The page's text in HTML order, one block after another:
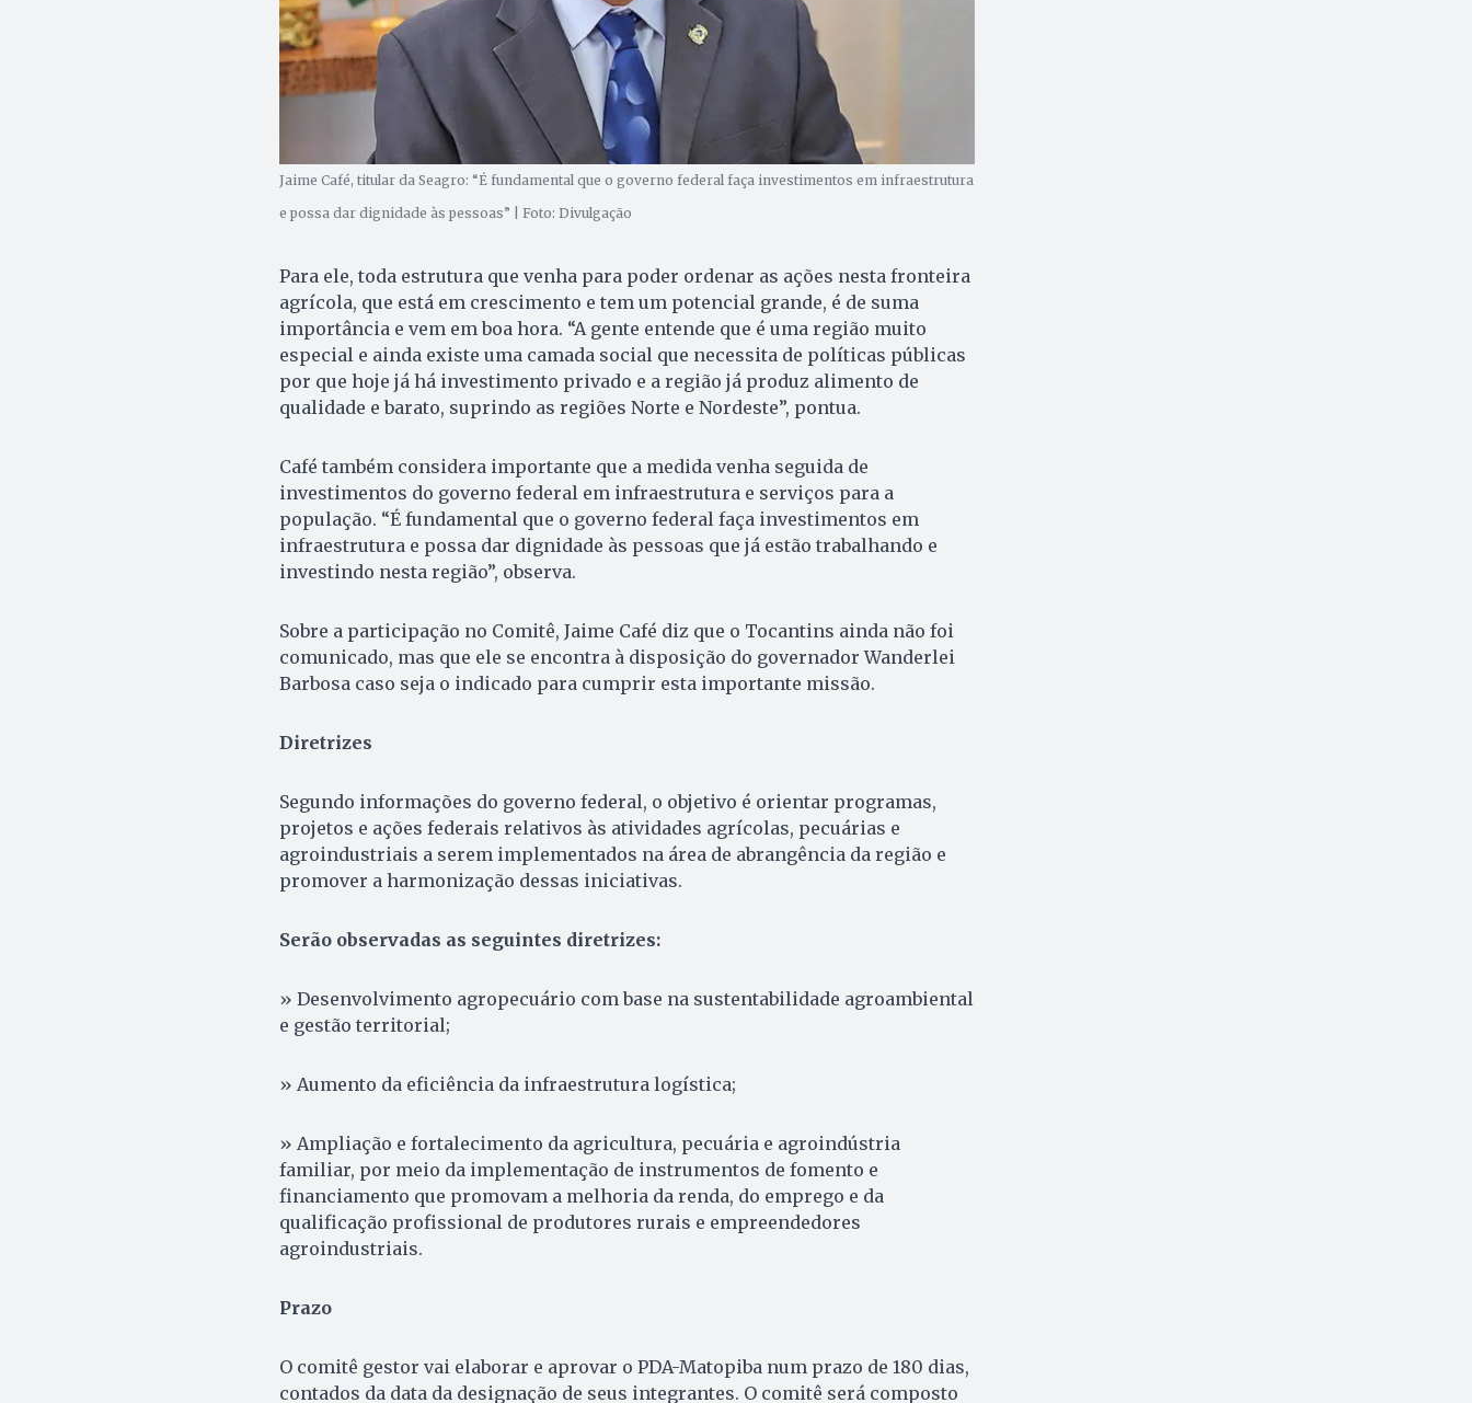
Jaime Café, titular da Seagro: “É fundamental que o governo federal faça investimentos em infraestrutura
e possa dar dignidade às pessoas” | Foto: Divulgação
Para ele, toda estrutura que venha para poder ordenar as ações nesta fronteira
agrícola, que está em crescimento e tem um potencial grande, é de suma
importância e vem em boa hora. “A gente entende que é uma região muito
especial e ainda existe uma camada social que necessita de políticas públicas
por que hoje já há investimento privado e a região já produz alimento de
qualidade e barato, suprindo as regiões Norte e Nordeste”, pontua.
Café também considera importante que a medida venha seguida de
investimentos do governo federal em infraestrutura e serviços para a
população. “É fundamental que o governo federal faça investimentos em
infraestrutura e possa dar dignidade às pessoas que já estão trabalhando e
investindo nesta região”, observa.
Sobre a participação no Comitê, Jaime Café diz que o Tocantins ainda não foi
comunicado, mas que ele se encontra à disposição do governador Wanderlei
Barbosa caso seja o indicado para cumprir esta importante missão.
Diretrizes
Segundo informações do governo federal, o objetivo é orientar programas,
projetos e ações federais relativos às atividades agrícolas, pecuárias e
agroindustriais a serem implementados na área de abrangência da região e
promover a harmonização dessas iniciativas.
Serão observadas as seguintes diretrizes:
» Desenvolvimento agropecuário com base na sustentabilidade agroambiental
e gestão territorial;
» Aumento da eficiência da infraestrutura logística;
» Ampliação e fortalecimento da agricultura, pecuária e agroindústria
familiar, por meio da implementação de instrumentos de fomento e
financiamento que promovam a melhoria da renda, do emprego e da
qualificação profissional de produtores rurais e empreendedores
agroindustriais.
Prazo
O comitê gestor vai elaborar e aprovar o PDA-Matopiba num prazo de 180 dias,
contados da data da designação de seus integrantes. O comitê será composto